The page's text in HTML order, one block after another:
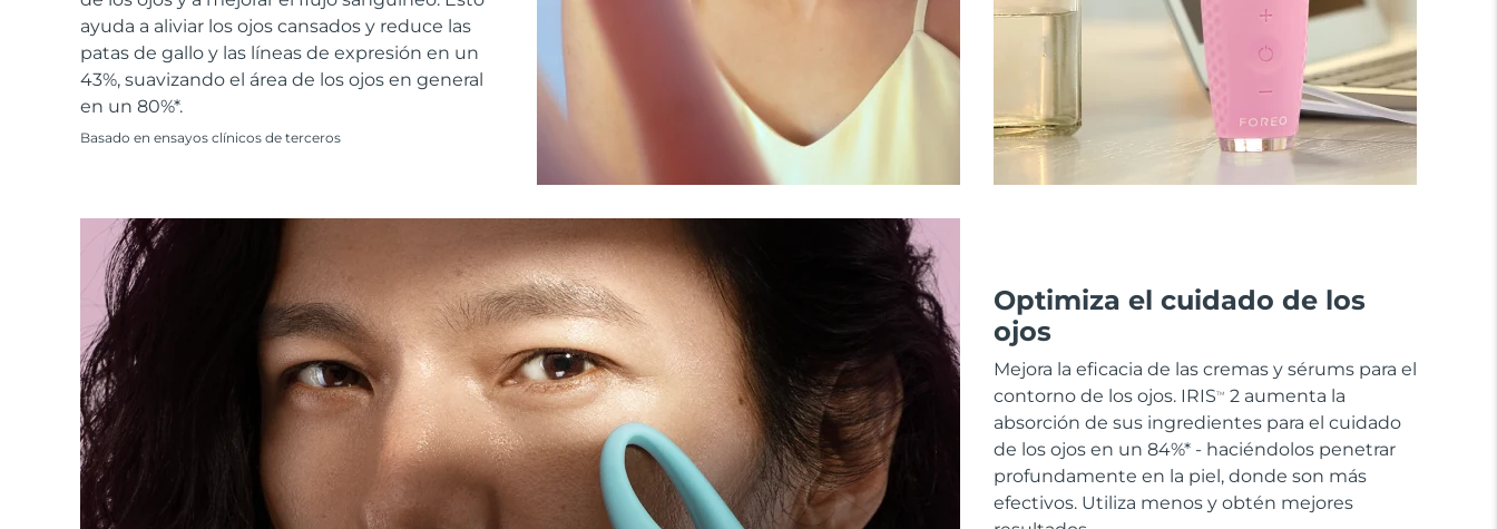
ayuda a aliviar los ojos cansados y reduce las
patas de gallo y las líneas de expresión en un
43%, suavizando el área de los ojos en general
en un 80%*.
Basado en ensayos clínicos de terceros
Optimiza el cuidado de los
ojos
Mejora la eficacia de las cremas y sérums para el
contorno de los ojos. IRISTM
2 aumenta la
absorción de sus ingredientes para el cuidado
de los ojos en un 84%* - haciéndolos penetrar
profundamente en la piel, donde son más
efectivos. Utiliza menos y obtén mejores
All acne treatment devices
All revitalizing eye massagers
Cuidado de la piel KIWI™
Advanced pore care essentials
Serum
For healthy hair
issa™ Teeth Whitening Gel
18% PAP
Cosméticos
Hombres
FOREO APP
ACERCA DE